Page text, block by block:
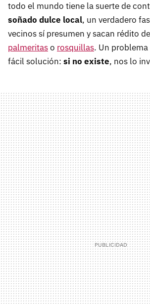
todo el mundo tiene la suerte de
soñado dulce local, un verdadero
vecinos sí presumen y sacan rédito
palmeritaso rosquillas. Un
fácil solución: si no existe, nos lo